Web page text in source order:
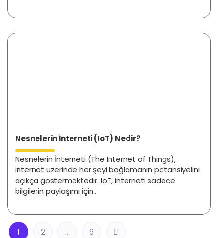
Nesnelerin İnterneti (IoT) Nedir?
Nesnelerin İnterneti (The Internet of Things),
internet üzerinde her şeyi bağlamanın potansiyelini
açıkça göstermektedir. IoT, interneti sadece
bilgilerin paylaşımı için...
1 2 … 6